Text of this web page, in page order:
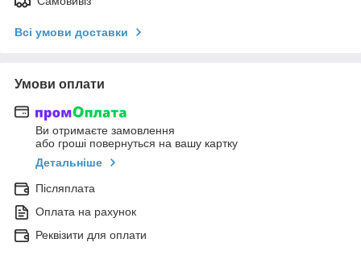
Всі умови доставки
Умови оплати
Ви отримаєте замовлення
або гроші повернуться на вашу картку
Детальніше
Післяплата
Оплата на рахунок
Реквізити для оплати